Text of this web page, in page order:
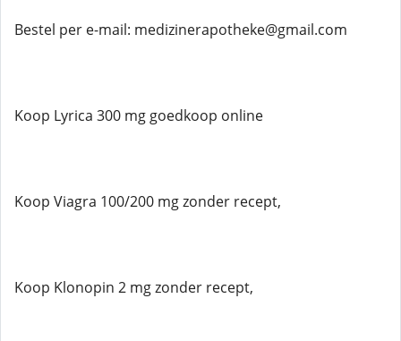
Bestel per e-mail: medizinerapotheke@gmail.com
Koop Lyrica 300 mg goedkoop online
Koop Viagra 100/200 mg zonder recept,
Koop Klonopin 2 mg zonder recept,